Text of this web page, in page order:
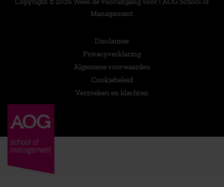
Management
Disclaimer
Privacyverklaring
Algemene voorwaarden
Cookiebeleid
Verzoeken en klachten